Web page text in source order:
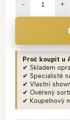
Proč koupit u
✔ Skladem
✔ Specialisté
✔ Vlastní
✔ Ověřený
✔ Koupelnový